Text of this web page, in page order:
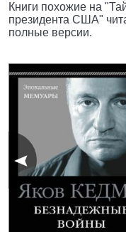
Книги похожие на
президента США"
полные версии.